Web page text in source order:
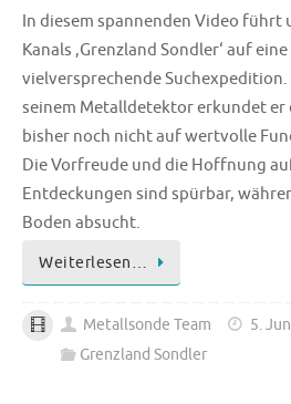
In diesem spannenden Video führt
Kanals ‚Grenzland Sondler‘ auf
vielversprechende
seinem Metalldetektor erkundet er
bisher noch nicht auf wertvolle
Die Vorfreude und die Hoffnung
Entdeckungen sind spürbar,
Boden absucht.
Weiterlesen…
Metallsonde Team
5.
Grenzland Sondler